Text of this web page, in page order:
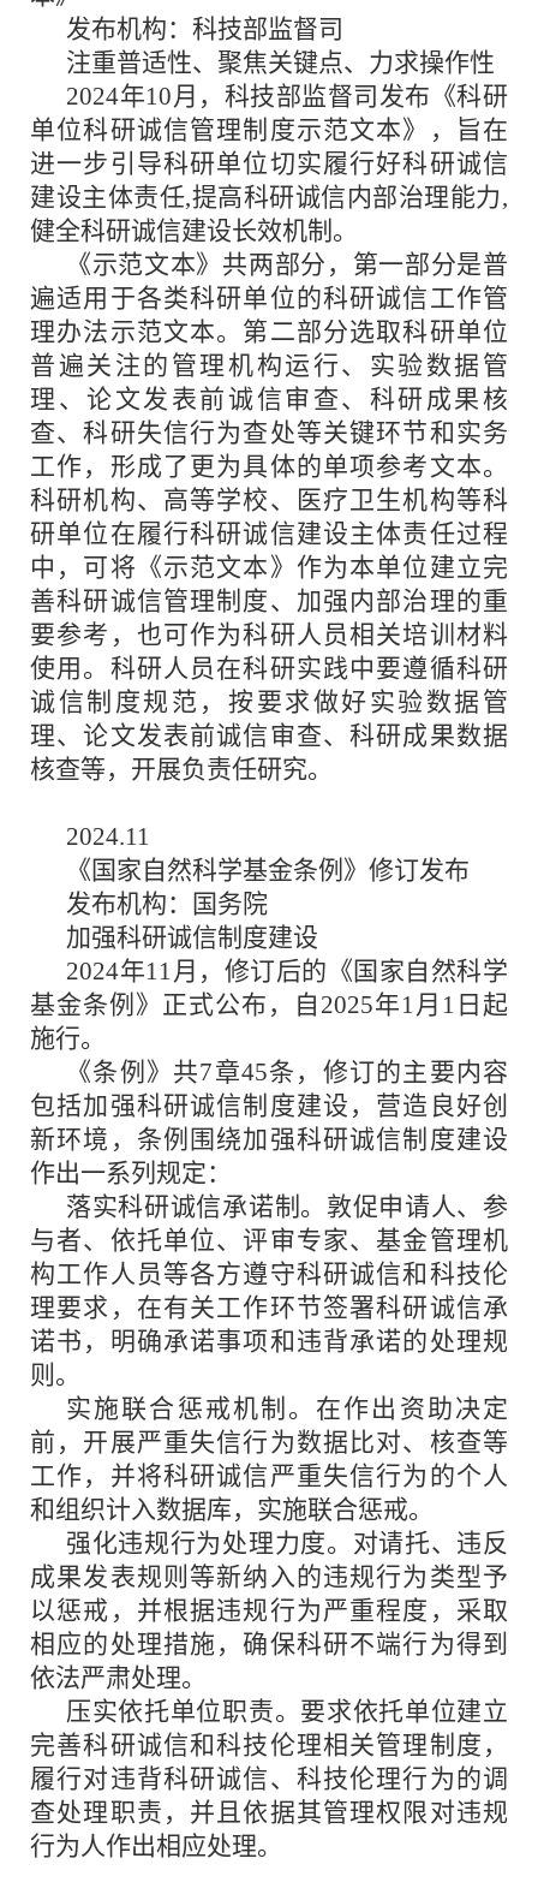
发布机构：科技部监督司
注重普适性、聚焦关键点、力求操作性
2024年10月，科技部监督司发布《科研
单位科研诚信管理制度示范文本》，旨在
进一步引导科研单位切实履行好科研诚信
建设主体责任,提高科研诚信内部治理能力,
健全科研诚信建设长效机制。
《示范文本》共两部分，第一部分是普
遍适用于各类科研单位的科研诚信工作管
理办法示范文本。第二部分选取科研单位
普遍关注的管理机构运行、实验数据管
理、论文发表前诚信审查、科研成果核
查、科研失信行为查处等关键环节和实务
工作，形成了更为具体的单项参考文本。
科研机构、高等学校、医疗卫生机构等科
研单位在履行科研诚信建设主体责任过程
中，可将《示范文本》作为本单位建立完
善科研诚信管理制度、加强内部治理的重
要参考，也可作为科研人员相关培训材料
使用。科研人员在科研实践中要遵循科研
诚信制度规范，按要求做好实验数据管
理、论文发表前诚信审查、科研成果数据
核查等，开展负责任研究。
2024.11
《国家自然科学基金条例》修订发布
发布机构：国务院
加强科研诚信制度建设
2024年11月，修订后的《国家自然科学
基金条例》正式公布，自2025年1月1日起
施行。
《条例》共7章45条，修订的主要内容
包括加强科研诚信制度建设，营造良好创
新环境，条例围绕加强科研诚信制度建设
作出一系列规定：
落实科研诚信承诺制。敦促申请人、参
与者、依托单位、评审专家、基金管理机
构工作人员等各方遵守科研诚信和科技伦
理要求，在有关工作环节签署科研诚信承
诺书，明确承诺事项和违背承诺的处理规
则。
实施联合惩戒机制。在作出资助决定
前，开展严重失信行为数据比对、核查等
工作，并将科研诚信严重失信行为的个人
和组织计入数据库，实施联合惩戒。
强化违规行为处理力度。对请托、违反
成果发表规则等新纳入的违规行为类型予
以惩戒，并根据违规行为严重程度，采取
相应的处理措施，确保科研不端行为得到
依法严肃处理。
压实依托单位职责。要求依托单位建立
完善科研诚信和科技伦理相关管理制度，
履行对违背科研诚信、科技伦理行为的调
查处理职责，并且依据其管理权限对违规
行为人作出相应处理。